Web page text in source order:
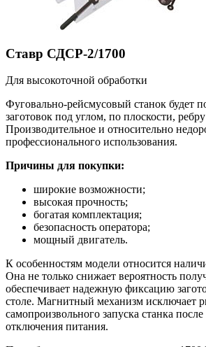
Ставр СДСР-2/1700
Для высокоточной обработки
Фуговально-рейсмусовый станок будет
заготовок под углом, по плоскости,
Производительное и относительно
профессионального использования.
Причины для покупки:
широкие возможности;
высокая прочность;
богатая комплектация;
безопасность оператора;
мощный двигатель.
К особенностям модели относится
Она не только снижает вероятность
обеспечивает надежную фиксацию
столе. Магнитный механизм исключает
самопроизвольного запуска станка
отключения питания.